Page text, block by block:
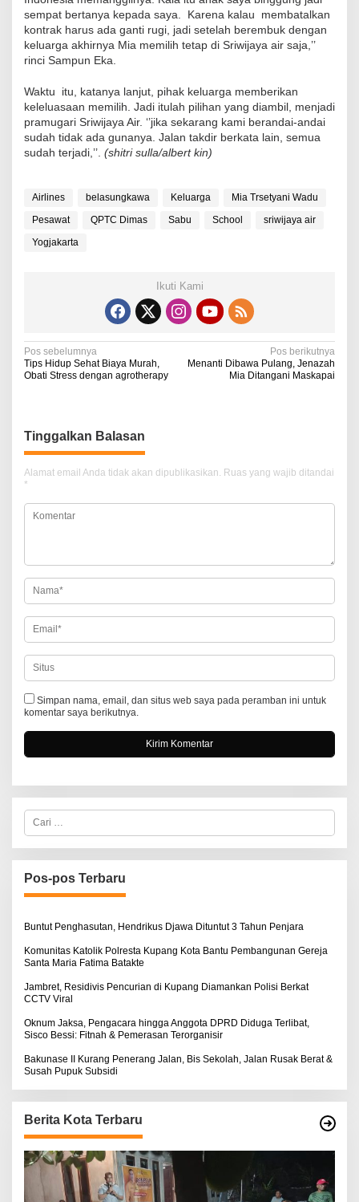
sempat bertanya kepada saya. Karena kalau membatalkan
kontrak harus ada ganti rugi, jadi setelah berembuk dengan
keluarga akhirnya Mia memilih tetap di Sriwijaya air saja,’’
rinci Sampun Eka.
Waktu itu, katanya lanjut, pihak keluarga memberikan
keleluasaan memilih. Jadi itulah pilihan yang diambil, menjadi
pramugari Sriwijaya Air. ‘’jika sekarang kami berandai-andai
sudah tidak ada gunanya. Jalan takdir berkata lain, semua
sudah terjadi,’’. (shitri sulla/albert kin)
Airlines belasungkawa Keluarga
Mia Trsetyani Wadu
Pesawat
QPTC Dimas Sabu School
sriwijaya air
Yogjakarta
Ikuti Kami
N
a
i
g
a
s
o
s
Pos sebelumnya
Tips Hidup Sehat Biaya Murah,
Obati Stress dengan agrotherapy
Pos berikutnya
Menanti Dibawa Pulang, Jenazah
Mia Ditangani Maskapai
Tinggalkan Balasan
Alamat email Anda tidak akan dipublikasikan. Ruas yang wajib ditandai
*
Simpan nama, email, dan situs web saya pada peramban ini untuk
komentar saya berikutnya.
C
r
i
u
n
u
:
Pos-pos Terbaru
Buntut Penghasutan, Hendrikus Djawa Dituntut 3 Tahun Penjara
Komunitas Katolik Polresta Kupang Kota Bantu Pembangunan Gereja
Santa Maria Fatima Batakte
Jambret, Residivis Pencurian di Kupang Diamankan Polisi Berkat
CCTV Viral
Oknum Jaksa, Pengacara hingga Anggota DPRD Diduga Terlibat,
Sisco Bessi: Fitnah & Pemerasan Terorganisir
Bakunase II Kurang Penerang Jalan, Bis Sekolah, Jalan Rusak Berat &
Susah Pupuk Subsidi
Berita Kota Terbaru